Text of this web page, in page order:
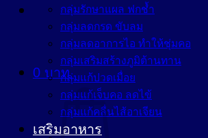
0 บาท
กลุ่มรักษาแผล ฟกช้ำ
กลุ่มลดกรด ขับลม
กลุ่มลดอาการไอ ทำให้ชุ่มคอ
กลุ่มเสริมสร้างภูมิต้านทาน
กลุ่มแก้ปวดเมื่อย
กลุ่มแก้เจ็บคอ ลดไข้
กลุ่มแก้คลื่นไส้อาเจียน
เสริมอาหาร